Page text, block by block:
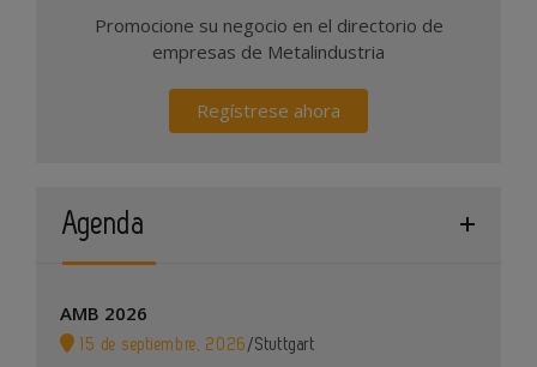
Promocione su negocio en el directorio de
empresas de Metalindustria
Regístrese ahora
Agenda
AMB 2026
15 de septiembre, 2026 /Stuttgart